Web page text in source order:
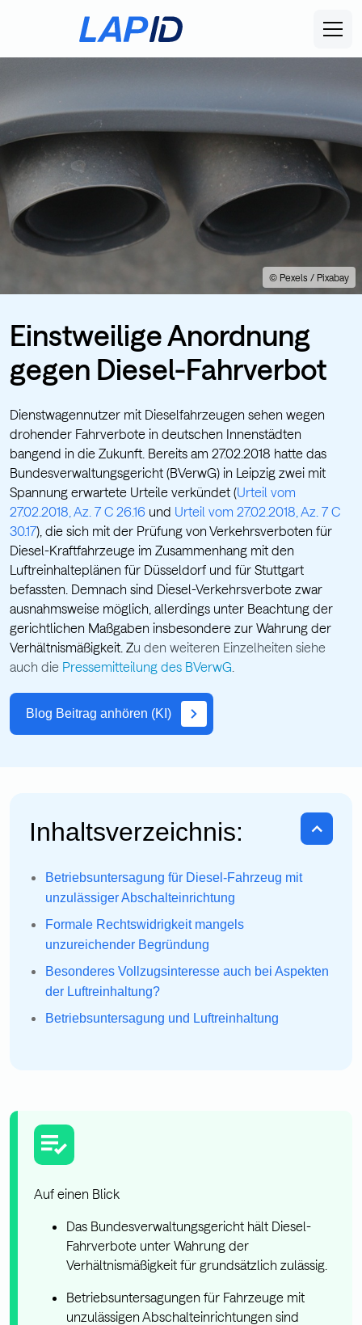
Einstweilige Anordnung
gegen Diesel-Fahrverbot
Dienstwagennutzer mit Dieselfahrzeugen sehen wegen
drohender Fahrverbote in deutschen Innenstädten
bangend in die Zukunft. Bereits am 27.02.2018 hatte das
Bundesverwaltungsgericht (BVerwG) in Leipzig zwei mit
Spannung erwartete Urteile verkündet (Urteil vom
27.02.2018, Az. 7 C 26.16 und Urteil vom 27.02.2018, Az. 7 C
30.17), die sich mit der Prüfung von Verkehrsverboten für
Diesel-Kraftfahrzeuge im Zusammenhang mit den
Luftreinhalteplänen für Düsseldorf und für Stuttgart
befassten. Demnach sind Diesel-Verkehrsverbote zwar
ausnahmsweise möglich, allerdings unter Beachtung der
gerichtlichen Maßgaben insbesondere zur Wahrung der
Verhältnismäßigkeit. Zu den weiteren Einzelheiten siehe
auch die Pressemitteilung des BVerwG
Blog Beitrag anhören (KI)
© Pexels / Pixabay
Inhaltsverzeichnis:
Betriebsuntersagung für Diesel-Fahrzeug mit
unzulässiger Abschalteinrichtung
Formale Rechtswidrigkeit mangels
unzureichender Begründung
Besonderes Vollzugsinteresse auch bei Aspekten
der Luftreinhaltung?
Betriebsuntersagung und Luftreinhaltung
Auf einen Blick
Das Bundesverwaltungsgericht hält Diesel-
Fahrverbote unter Wahrung der
Verhältnismäßigkeit für grundsätzlich zulässig.
Betriebsuntersagungen für Fahrzeuge mit
unzulässigen Abschalteinrichtungen sind